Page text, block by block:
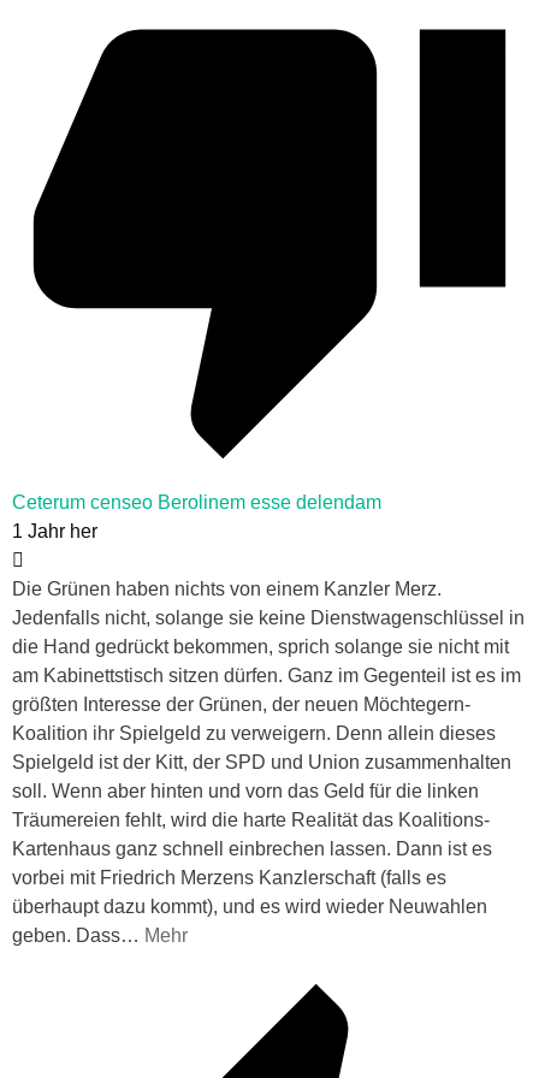
Ceterum censeo Berolinem esse delendam
1 Jahr her
Die Grünen haben nichts von einem Kanzler Merz.
Jedenfalls nicht, solange sie keine Dienstwagenschlüssel in
die Hand gedrückt bekommen, sprich solange sie nicht mit
am Kabinettstisch sitzen dürfen. Ganz im Gegenteil ist es im
größten Interesse der Grünen, der neuen Möchtegern-
Koalition ihr Spielgeld zu verweigern. Denn allein dieses
Spielgeld ist der Kitt, der SPD und Union zusammenhalten
soll. Wenn aber hinten und vorn das Geld für die linken
Träumereien fehlt, wird die harte Realität das Koalitions-
Kartenhaus ganz schnell einbrechen lassen. Dann ist es
vorbei mit Friedrich Merzens Kanzlerschaft (falls es
überhaupt dazu kommt), und es wird wieder Neuwahlen
geben. Dass… Mehr